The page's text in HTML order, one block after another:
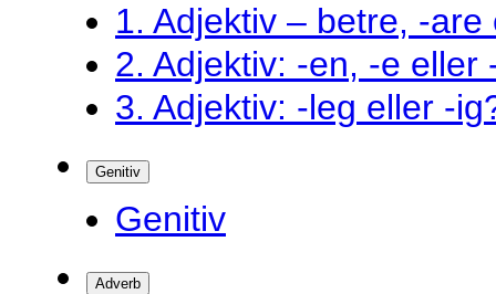
1. Adjektiv – betre, -are
2. Adjektiv: -en, -e eller
3. Adjektiv: -leg eller -
Genitiv
Genitiv
Adverb